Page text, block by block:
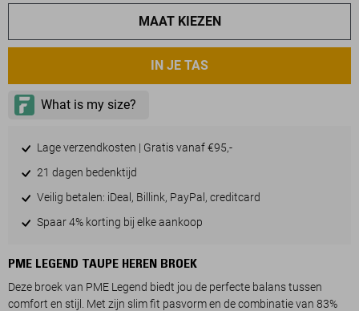
MAAT KIEZEN
IN JE TAS
Lage verzendkosten | Gratis vanaf €95,-
21 dagen bedenktijd
Veilig betalen: iDeal, Billink, PayPal, creditcard
Spaar 4% korting bij elke aankoop
PME LEGEND TAUPE HEREN BROEK
Deze broek van PME Legend biedt jou de perfecte balans tussen
comfort en stijl. Met zijn slim fit pasvorm en de combinatie van 83%